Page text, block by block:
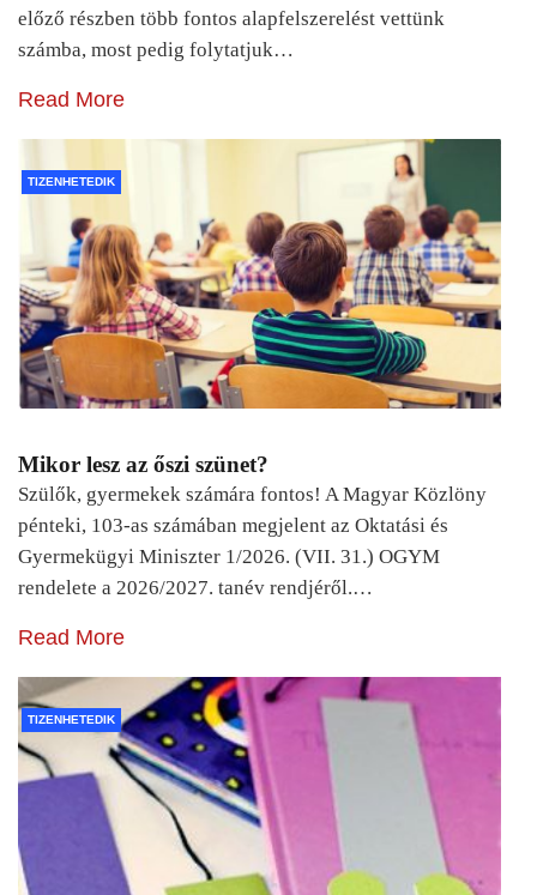
előző részben több fontos alapfelszerelést vettünk
számba, most pedig folytatjuk…
Read More
TIZENHETEDIK
Mikor lesz az őszi szünet?
Szülők, gyermekek számára fontos! A Magyar Közlöny
pénteki, 103-as számában megjelent az Oktatási és
Gyermekügyi Miniszter 1/2026. (VII. 31.) OGYM
rendelete a 2026/2027. tanév rendjéről.…
Read More
TIZENHETEDIK